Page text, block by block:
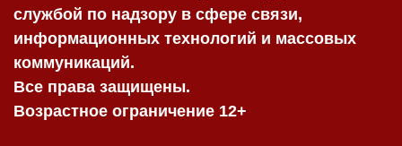
службой по надзору в сфере связи,
информационных технологий и массовых
коммуникаций.
Все права защищены.
Возрастное ограничение 12+